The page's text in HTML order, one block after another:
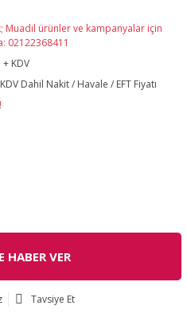
Muadil ürünler ve kampanyalar için
02122368411
+ KDV
Dahil Nakit / Havale / EFT Fiyatı
HABER VER
Tavsiye Et